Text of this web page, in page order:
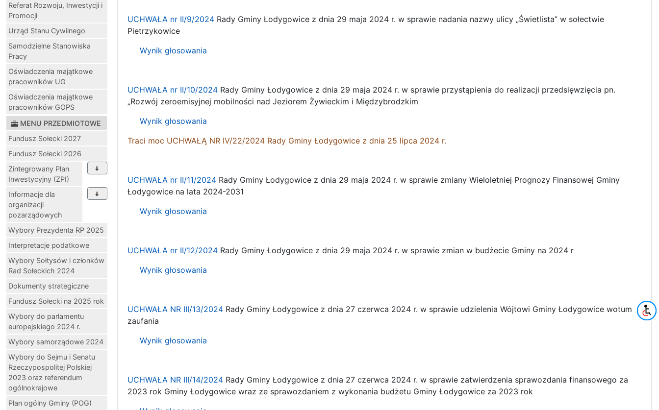
Referat Rozwoju, Inwestycji i
Promocji
Urząd Stanu Cywilnego
Samodzielne Stanowiska
Pracy
Oświadczenia majątkowe
pracowników UG
Oświadczenia majątkowe
pracowników GOPS
MENU PRZEDMIOTOWE
Fundusz Sołecki 2027
Fundusz Sołecki 2026
Zintegrowany Plan
Inwestycyjny (ZPI)
Informacje dla
organizacji
pozarządowych
Wybory Prezydenta RP 2025
Interpretacje podatkowe
Wybory Sołtysów i członków
Rad Sołeckich 2024
Dokumenty strategiczne
Fundusz Sołecki na 2025 rok
Wybory do parlamentu
europejskiego 2024 r.
Wybory samorządowe 2024
Wybory do Sejmu i Senatu
Rzeczypospolitej Polskiej
2023 oraz referendum
ogólnokrajowe
Plan ogólny Gminy (POG)
UCHWAŁA nr II/9/2024 Rady Gminy Łodygowice z dnia 29 maja 2024 r. w sprawie nadania nazwy ulicy „Świetlista” w sołectwie
Pietrzykowice
Wynik głosowania
UCHWAŁA nr II/10/2024 Rady Gminy Łodygowice z dnia 29 maja 2024 r. w sprawie przystąpienia do realizacji przedsięwzięcia pn.
„Rozwój zeroemisyjnej mobilności nad Jeziorem Żywieckim i Międzybrodzkim
Wynik głosowania
Traci moc UCHWAŁĄ NR IV/22/2024 Rady Gminy Łodygowice z dnia 25 lipca 2024 r.
UCHWAŁA nr II/11/2024 Rady Gminy Łodygowice z dnia 29 maja 2024 r. w sprawie zmiany Wieloletniej Prognozy Finansowej Gminy
Łodygowice na lata 2024-2031
Wynik głosowania
UCHWAŁA nr II/12/2024 Rady Gminy Łodygowice z dnia 29 maja 2024 r. w sprawie zmian w budżecie Gminy na 2024 r
Wynik głosowania
UCHWAŁA NR III/13/2024 Rady Gminy Łodygowice z dnia 27 czerwca 2024 r. w sprawie udzielenia Wójtowi Gminy Łodygowice wotum
zaufania
Wynik głosowania
UCHWAŁA NR III/14/2024 Rady Gminy Łodygowice z dnia 27 czerwca 2024 r. w sprawie zatwierdzenia sprawozdania finansowego za
2023 rok Gminy Łodygowice wraz ze sprawozdaniem z wykonania budżetu Gminy Łodygowice za 2023 rok